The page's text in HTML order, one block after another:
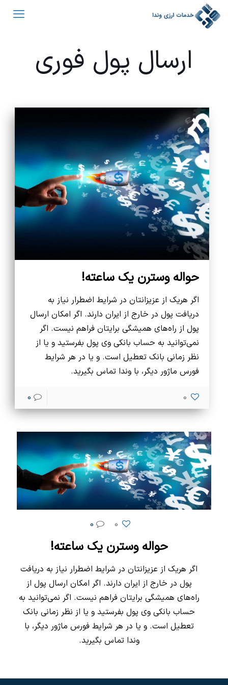
ارسال پول فوری
حواله وسترن یک ساعته!
اگر هریک از عزیزانتان در شرایط اضطرار نیاز به
دریافت پول در خارج از ایران دارند. اگر امکان ارسال
پول از راه‌های همیشگی برایتان فراهم نیست. اگر
نمی‌توانید به حساب بانکی وی پول بفرستید و یا از
نظر زمانی بانک تعطیل است. و یا در هر شرایط
فورس ماژور دیگر، با وندا تماس بگیرید.
0
0
0
0
حواله وسترن یک ساعته!
اگر هریک از عزیزانتان در شرایط اضطرار نیاز به دریافت
پول در خارج از ایران دارند. اگر امکان ارسال پول از
راه‌های همیشگی برایتان فراهم نیست. اگر نمی‌توانید به
حساب بانکی وی پول بفرستید و یا از نظر زمانی بانک
تعطیل است. و یا در هر شرایط فورس ماژور دیگر، با
وندا تماس بگیرید.